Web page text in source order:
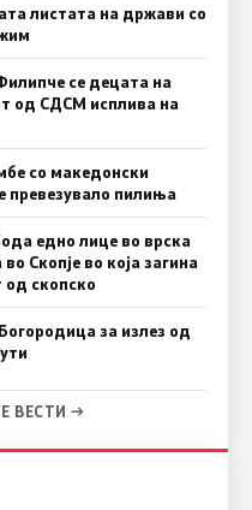
листата на држави со
се децата на
од СДСМ исплива на
со македонски
превезувало пилиња
едно лице во врска
Скопје во која загина
скопско
за излез од
ВЕСТИ →